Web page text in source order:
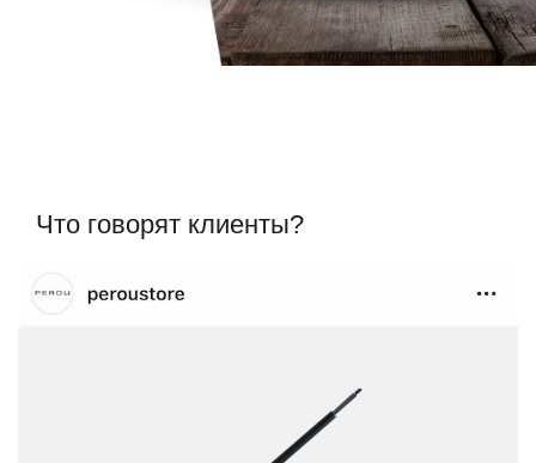
Что говорят клиенты?